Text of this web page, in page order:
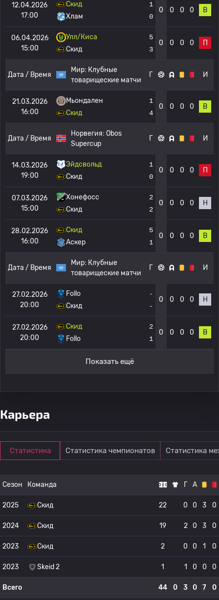
12.04.2026
17:00
Скид
Хлам
1
0
0 0 0 0 В
06.04.2026
15:00
Улл/Киса
Скид
5
3
0 0 0 0 П
Дата / Время
Мир: Клубные
товарищеские матчи
Г И
21.03.2026
16:00
Мьондален
Скид
1
4
0 0 0 0 В
Дата / Время
Норвегия: Obos
Supercup
Г И
14.03.2026
19:00
Эйдсвольд
Скид
1
0
0 0 0 0 П
07.03.2026
15:00
Хонефосс
Скид
2
2
0 0 0 0 Н
28.02.2026
16:00
Скид
Аскер
5
1
0 0 0 0 В
Дата / Время
Мир: Клубные
товарищеские матчи
Г И
27.02.2026
20:00
Follo
Скид
-
-
0 0 0 0 Н
27.02.2026
20:00
Скид
Follo
2
1
0 0 0 0 В
Показать ещё
Карьера
Статистика Статистика чемпионатов Статистика
Сезон Команда Г А
2025 Скид 22 0 0 3 0
2024 Скид 19 2 0 3 0
2023 Скид 2 0 0 1 0
2023 Skeid 2 1 1 0 0 0
Всего 44 0 3 0 7 0